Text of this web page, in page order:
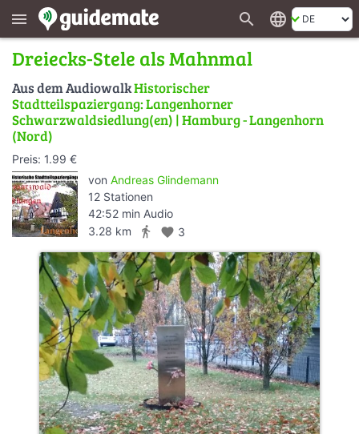
menu search language
Dreiecks-Stele als Mahnmal
Aus dem AudiowalkHistorischer
Stadtteilspaziergang: Langenhorner
Schwarzwaldsiedlung(en) | Hamburg - Langenhorn
(Nord)
Preis: 1.99 €
von Andreas Glindemann
12 Stationen
42:52 min Audio
3.28 km
directions_walk favorite 3